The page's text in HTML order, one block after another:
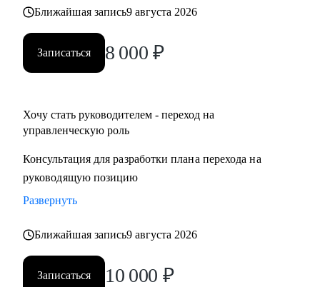
Ближайшая запись9 августа 2026
Записаться 8 000 ₽
Хочу стать руководителем - переход на
управленческую роль
Консультация для разработки плана перехода на
руководящую позицию
Развернуть
Ближайшая запись9 августа 2026
Записаться 10 000 ₽